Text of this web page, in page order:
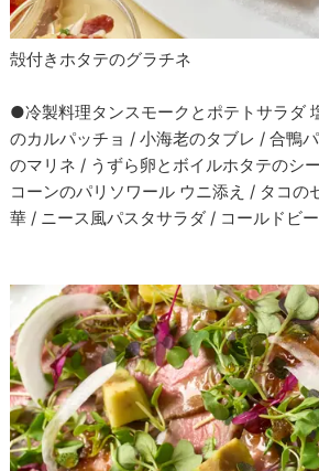
殻付きホタテのグラチネ
●冷製料理タンスモークとポテトサラダ
のカルパッチョ / 小海老のタブレ / 合鴨
のマリネ / うずら卵とボイルホタテのシ
コーンのパリソワール ウニ添え / タコの
華 / ニース風パスタサラダ / コールドビ